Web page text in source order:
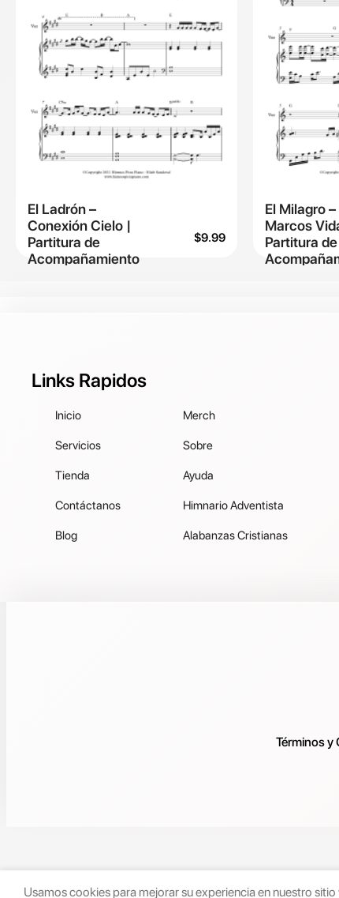
El Ladrón –
Conexión Cielo |
Partitura de
Acompañamiento
$9.99
El Milagro –
Marcos
Partitura de
Links Rapidos
Inicio
Servicios
Tienda
Contáctanos
Blog
Merch
Sobre
Ayuda
Himnario Adventista
Alabanzas Cristianas
Términos y
Usamos cookies para mejorar su experiencia en nuestro